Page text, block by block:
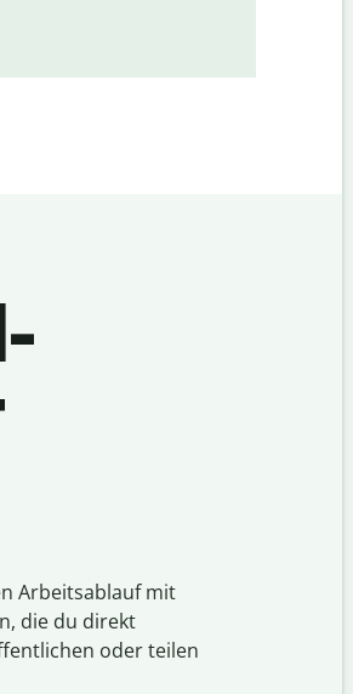
Arbeitsablauf mit
die du direkt
oder teilen